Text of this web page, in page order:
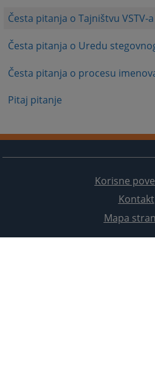
Česta pitanja o Tajništvu VSTV-
Česta pitanja o Uredu
Česta pitanja o procesu
Pitaj pitanje
Korisne
Kontakt
Mapa